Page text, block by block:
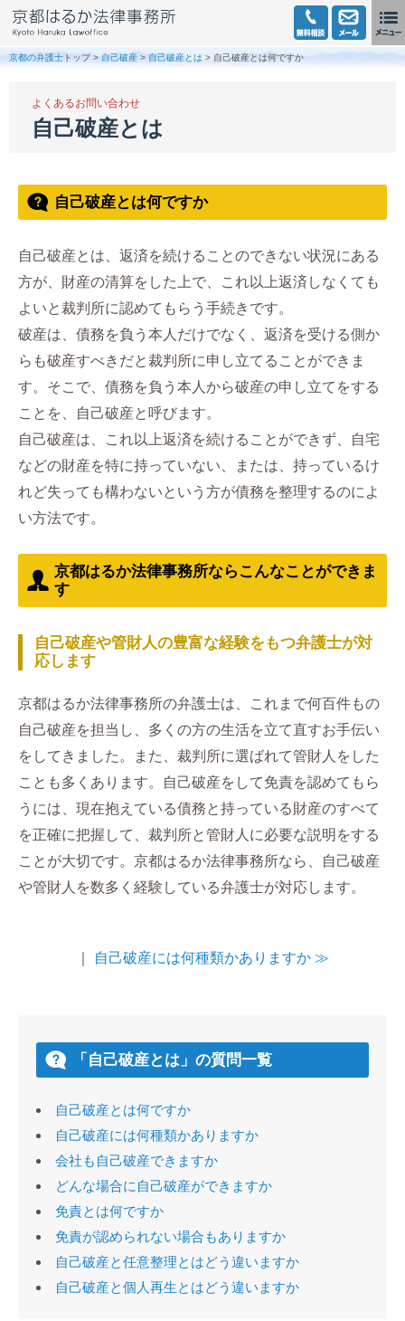
京都の弁護士 トップ > 自己破産 > 自己破産とは > 自己破産とは何ですか
よくあるお問い合わせ
自己破産とは
自己破産とは何ですか
自己破産とは、返済を続けることのできない状況にある
方が、財産の清算をした上で、これ以上返済しなくても
よいと裁判所に認めてもらう手続きです。
破産は、債務を負う本人だけでなく、返済を受ける側か
らも破産すべきだと裁判所に申し立てることができま
す。そこで、債務を負う本人から破産の申し立てをする
ことを、自己破産と呼びます。
自己破産は、これ以上返済を続けることができず、自宅
などの財産を特に持っていない、または、持っているけ
れど失っても構わないという方が債務を整理するのによ
い方法です。
京都はるか法律事務所ならこんなことができま
す
自己破産や管財人の豊富な経験をもつ弁護士が対
応します
京都はるか法律事務所の弁護士は、これまで何百件もの
自己破産を担当し、多くの方の生活を立て直すお手伝い
をしてきました。また、裁判所に選ばれて管財人をした
ことも多くあります。自己破産をして免責を認めてもら
うには、現在抱えている債務と持っている財産のすべて
を正確に把握して、裁判所と管財人に必要な説明をする
ことが大切です。京都はるか法律事務所なら、自己破産
や管財人を数多く経験している弁護士が対応します。
自己破産には何種類かありますか ≫
「自己破産とは」の質問一覧
自己破産とは何ですか
自己破産には何種類かありますか
会社も自己破産できますか
どんな場合に自己破産ができますか
免責とは何ですか
免責が認められない場合もありますか
自己破産と任意整理とはどう違いますか
自己破産と個人再生とはどう違いますか